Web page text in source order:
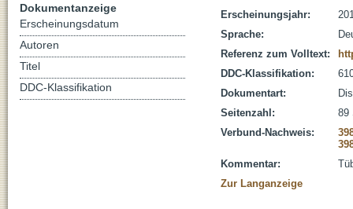
Erscheinungsjahr:
Sprache:
Referenz zum Volltext:
DDC-Klassifikation:
Dokumentart:
Seitenzahl:
89
Verbund-Nachweis:
Kommentar:
Zur Langanzeige
Dokumentanzeige
Erscheinungsdatum
Autoren
Titel
DDC-Klassifikation